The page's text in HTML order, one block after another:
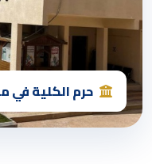
حرم الكلية في